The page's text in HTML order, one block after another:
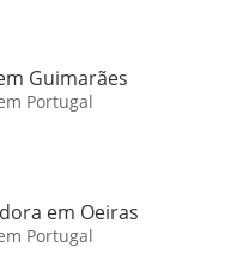
Guimarães
Portugal
em Oeiras
Portugal